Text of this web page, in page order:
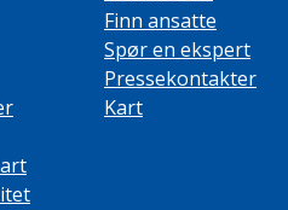
Finn ansatte
Spør en ekspert
Pressekontakter
Kart